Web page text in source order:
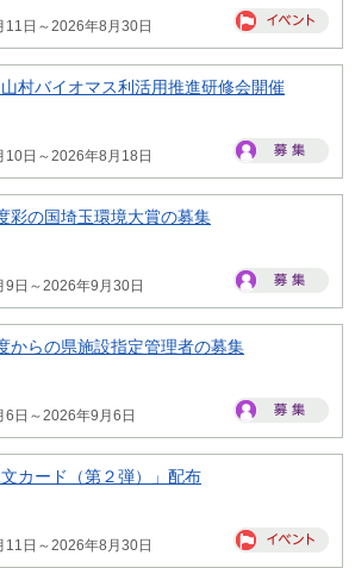
11日～2026年8月30日
村バイオマス利活用推進研修会開催
10日～2026年8月18日
彩の国埼玉環境大賞の募集
9日～2026年9月30日
からの県施設指定管理者の募集
6日～2026年9月6日
文カード（第２弾）」配布
11日～2026年8月30日